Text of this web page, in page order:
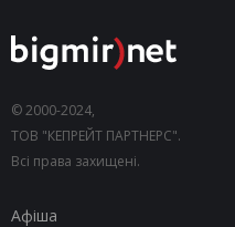
© 2000-2024,
ТОВ "КЕПРЕЙТ ПАРТНЕРС".
Всі права захищені.
Афіша